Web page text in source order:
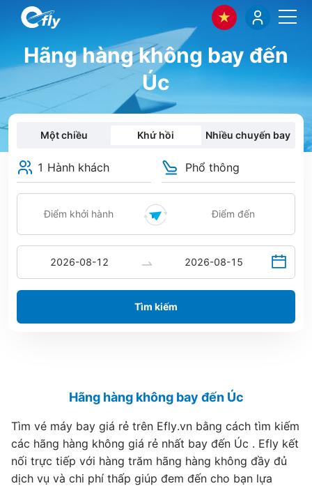
Hãng hàng không bay đến
Úc
Một chiều Khứ hồi Nhiều chuyến bay
1 Hành khách Phổ thông
Tìm kiếm
Hãng hàng không bay đến Úc
Tìm vé máy bay giá rẻ trên Efly.vn bằng cách tìm kiếm
các hãng hàng không giá rẻ nhất bay đến Úc . Efly kết
nối trực tiếp với hàng trăm hãng hàng không đầy đủ
dịch vụ và chi phí thấp giúp đem đến cho bạn lựa